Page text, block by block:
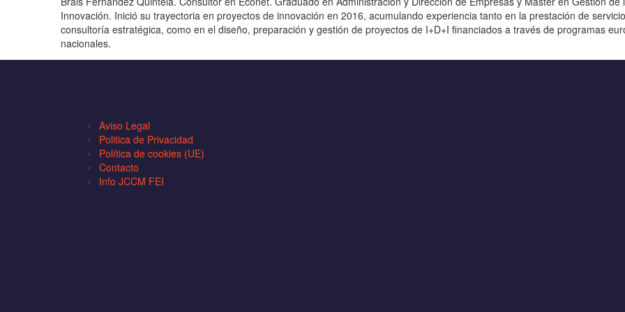
Innovación. Inició su trayectoria en proyectos de innovación en 2016, acumulando experiencia tanto en la prestación de
consultoría estratégica, como en el diseño, preparación y gestión de proyectos de I+D+I financiados a través de programas
nacionales.
Aviso Legal
Politica de Privacidad
Política de cookies (UE)
Contacto
Info JCCM FEI